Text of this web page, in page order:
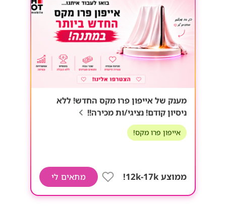
מענק של אייפון פרו מקס החדש! ללא
ניסיון קודם! נציגי/ות מכירה!!
אייפון פרו מקס!
ממוצע 12k-17k! מתאים לי